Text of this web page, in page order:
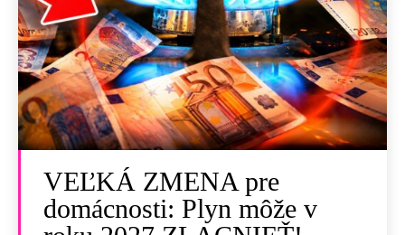
VEĽKÁ ZMENA pre
domácnosti: Plyn môže v